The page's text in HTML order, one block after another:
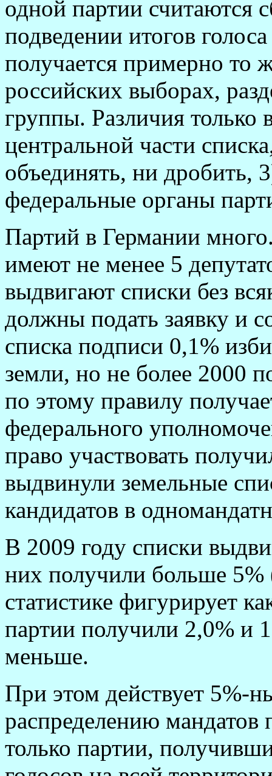
одной партии считаются
подведении итогов
получается примерно то
российских выборах,
группы. Различия только
центральной части
объединять, ни дробить,
федеральные органы
Партий в Германии
имеют не менее 5
выдвигают списки без
должны подать заявку и
списка подписи 0,1%
земли, но не более 2000
по этому правилу
федерального
право участвовать
выдвинули земельные
кандидатов в
В 2009 году списки
них получили больше
статистике фигурирует
партии получили 2,0% и
меньше.
При этом действует 5%-
распределению мандатов
только партии,